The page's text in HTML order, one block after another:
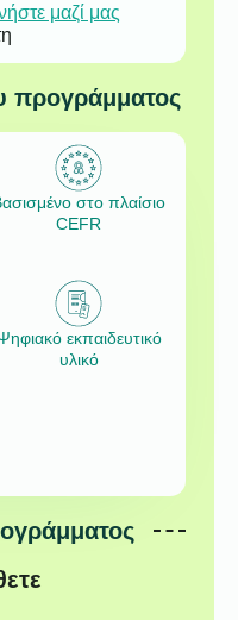
μαζί μας
προγράμματος
στο πλαίσιο
CEFR
εκπαιδευτικό
υλικό